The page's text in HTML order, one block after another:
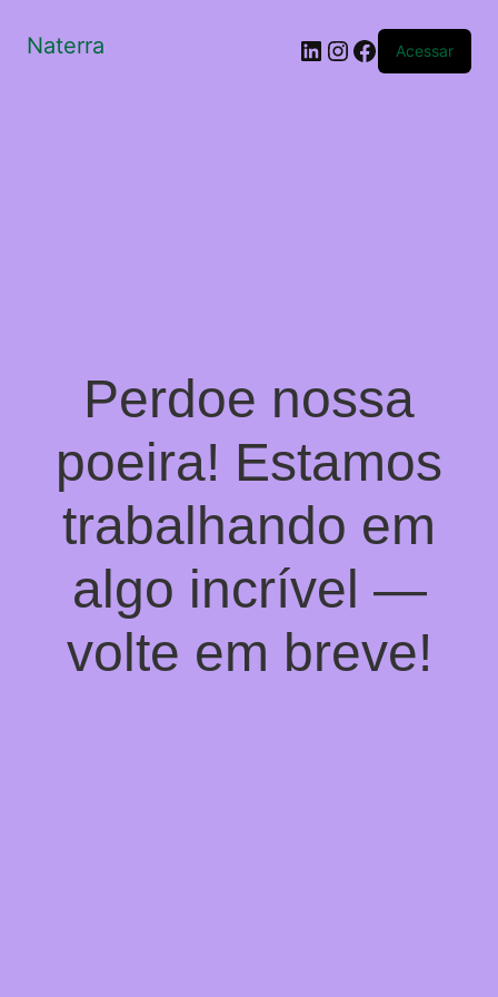
Naterra LinkedIn
Instagram
Facebook
Acessar
Perdoe nossa
poeira! Estamos
trabalhando em
algo incrível —
volte em breve!